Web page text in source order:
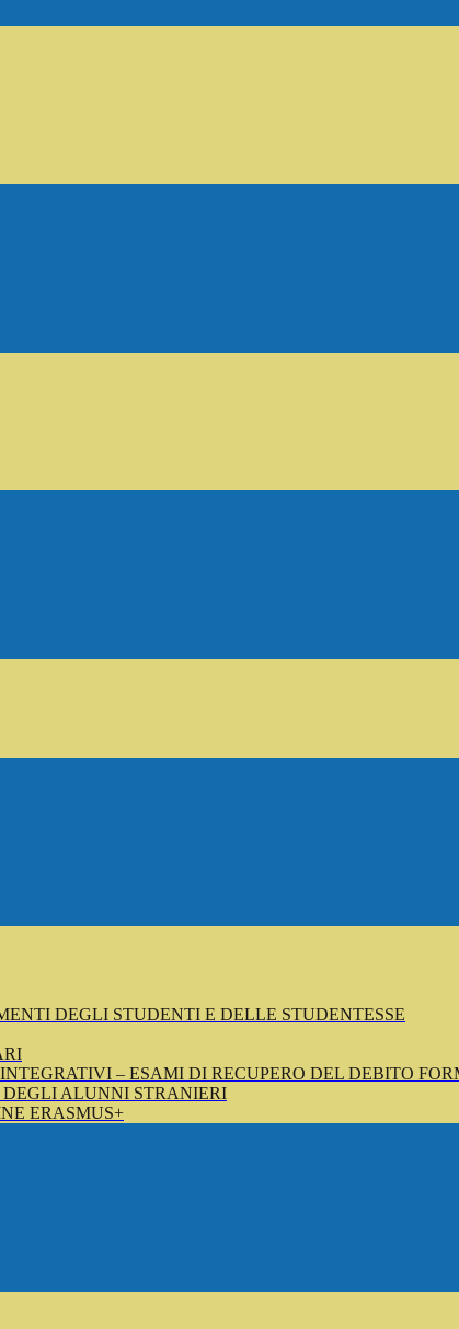
DEGLI STUDENTI E DELLE STUDENTESSE
– ESAMI DI RECUPERO DEL DEBITO
ALUNNI STRANIERI
ERASMUS+